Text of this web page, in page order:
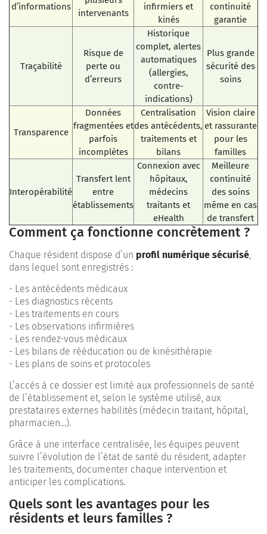
d’informations
intervenants
infirmiers et
kinés
continuité
garantie
Traçabilité
Risque de
perte ou
d’erreurs
Historique
complet, alertes
automatiques
(allergies,
contre-
indications)
Plus grande
sécurité des
soins
Transparence
Données
fragmentées et
parfois
incomplètes
Centralisation
des antécédents,
traitements et
bilans
Vision claire
et rassurante
pour les
familles
Interopérabilité
Transfert lent
entre
établissements
Connexion avec
hôpitaux,
médecins
traitants et
eHealth
Meilleure
continuité
des soins
même en cas
de transfert
Comment ça fonctionne concrètement ?
Chaque résident dispose d’un profil numérique sécurisé,
dans lequel sont enregistrés :
- Les antécédents médicaux
- Les diagnostics récents
- Les traitements en cours
- Les observations infirmières
- Les rendez-vous médicaux
- Les bilans de rééducation ou de kinésithérapie
- Les plans de soins et protocoles
L’accès à ce dossier est limité aux professionnels de santé
de l’établissement et, selon le système utilisé, aux
prestataires externes habilités (médecin traitant, hôpital,
pharmacien…).
Grâce à une interface centralisée, les équipes peuvent
suivre l’évolution de l’état de santé du résident, adapter
les traitements, documenter chaque intervention et
anticiper les complications.
Quels sont les avantages pour les
résidents et leurs familles ?